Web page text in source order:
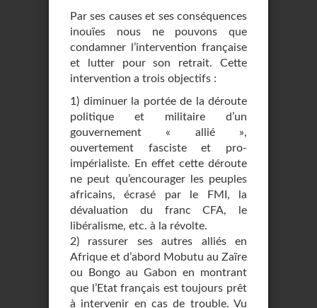
Par ses causes et ses conséquences
inouïes nous ne pouvons que
condamner l’intervention française
et lutter pour son retrait. Cette
intervention a trois objectifs :
1) diminuer la portée de la déroute
politique et militaire d’un
gouvernement « allié »,
ouvertement fasciste et pro-
impérialiste. En effet cette déroute
ne peut qu’encourager les peuples
africains, écrasé par le FMI, la
dévaluation du franc CFA, le
libéralisme, etc. à la révolte.
2) rassurer ses autres alliés en
Afrique et d’abord Mobutu au Zaïre
ou Bongo au Gabon en montrant
que l’Etat français est toujours prêt
à intervenir en cas de trouble. Vu